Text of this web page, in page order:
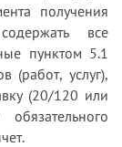
получения
все
пунктом 5.1
(работ, услуг),
(20/120 или